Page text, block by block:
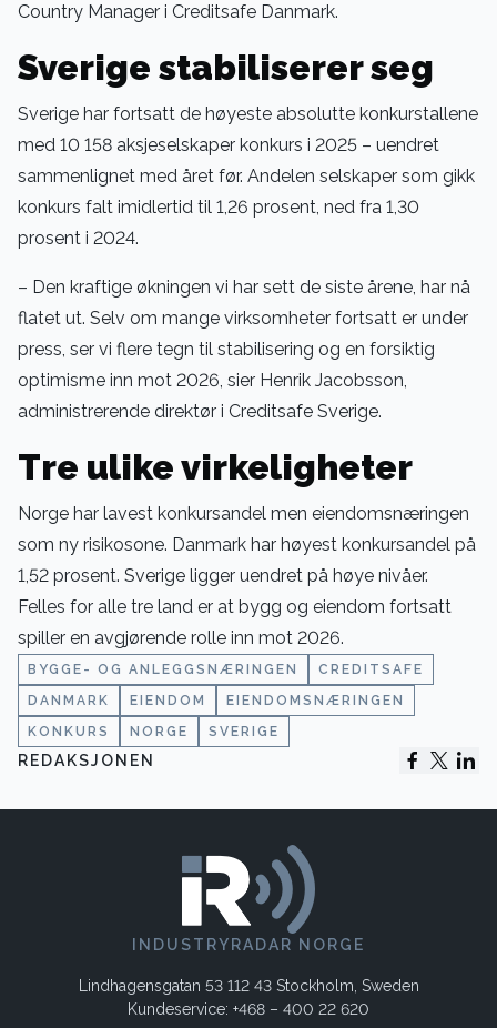
Country Manager i Creditsafe Danmark.
Sverige stabiliserer seg
Sverige har fortsatt de høyeste absolutte konkurstallene
med 10 158 aksjeselskaper konkurs i 2025 – uendret
sammenlignet med året før. Andelen selskaper som gikk
konkurs falt imidlertid til 1,26 prosent, ned fra 1,30
prosent i 2024.
– Den kraftige økningen vi har sett de siste årene, har nå
flatet ut. Selv om mange virksomheter fortsatt er under
press, ser vi flere tegn til stabilisering og en forsiktig
optimisme inn mot 2026, sier Henrik Jacobsson,
administrerende direktør i Creditsafe Sverige.
Tre ulike virkeligheter
Norge har lavest konkursandel men eiendomsnæringen
som ny risikosone. Danmark har høyest konkursandel på
1,52 prosent. Sverige ligger uendret på høye nivåer.
Felles for alle tre land er at bygg og eiendom fortsatt
spiller en avgjørende rolle inn mot 2026.
BYGGE- OG ANLEGGSNÆRINGEN
CREDITSAFE
DANMARK
EIENDOM
EIENDOMSNÆRINGEN
KONKURS
NORGE SVERIGE
REDAKSJONEN
INDUSTRYRADAR NORGE
Lindhagensgatan 53 112 43 Stockholm, Sweden
Kundeservice: +468 – 400 22 620